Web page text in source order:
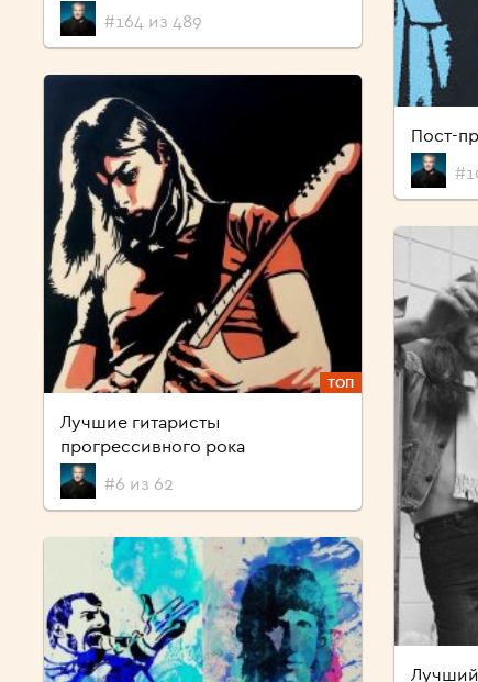
#164 из 489
ТОП
Лучшие гитаристы
прогрессивного рока
#6 из 62
Пост-
Лучший